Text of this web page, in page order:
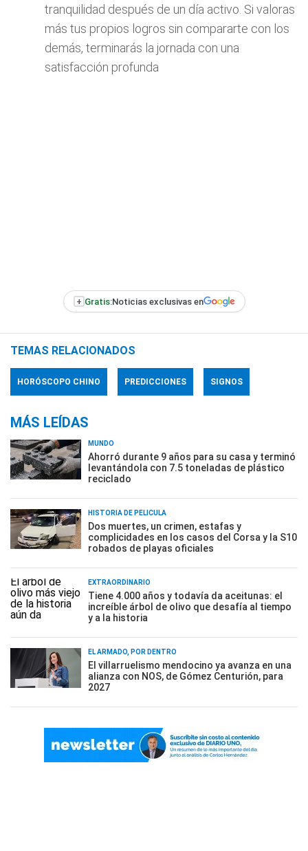
tranquilidad después de un día activo. Si valoras
más tus propios logros sin compararte con los
demás, terminarás la jornada con una
satisfacción profunda
+ Gratis:Noticias exclusivas en
TEMAS RELACIONADOS
HORÓSCOPO CHINO PREDICCIONES SIGNOS
MÁS LEÍDAS
MUNDO
Ahorró durante 9 años para su casa y terminó
levantándola con 7.5 toneladas de plástico
reciclado
HISTORIA DE PELÍCULA
Dos muertes, un crimen, estafas y
complicidades en los casos del Corsa y la S10
robados de playas oficiales
EXTRAORDINARIO
Tiene 4.000 años y todavía da aceitunas: el
increíble árbol de olivo que desafía al tiempo
y a la historia
EL ARMADO, POR DENTRO
El villarruelismo mendocino ya avanza en una
alianza con NOS, de Gómez Centurión, para
2027